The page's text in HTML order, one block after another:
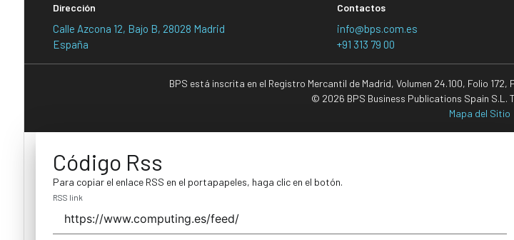
Dirección
Calle Azcona 12, Bajo B, 28028 Madrid
España
Contactos
info@bps.com.es
+91 313 79 00
BPS está inscrita en el Registro Mercantil de Madrid, Volumen 24.100, Folio
© 2026 BPS Business Publications Spain S.L.
Mapa del Sitio
Código Rss
Para copiar el enlace RSS en el portapapeles, haga clic en el botón.
RSS link